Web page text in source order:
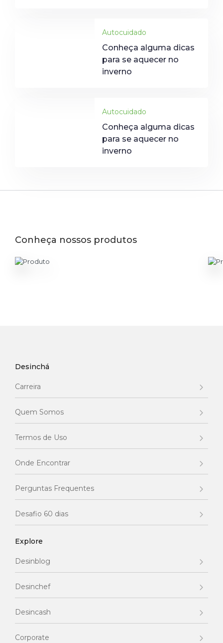
Autocuidado
Conheça alguma dicas
para se aquecer no
inverno
Autocuidado
Conheça alguma dicas
para se aquecer no
inverno
Conheça nossos produtos
Desinchá
Carreira
Quem Somos
Termos de Uso
Onde Encontrar
Perguntas Frequentes
Desafio 60 dias
Explore
Desinblog
Desinchef
Desincash
Corporate